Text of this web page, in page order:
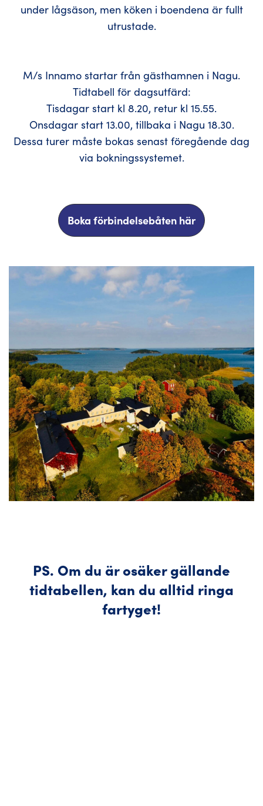
under lågsäson, men köken i boendena är fullt
utrustade.
M/s Innamo startar från gästhamnen i Nagu.
Tidtabell för dagsutfärd:
Tisdagar start kl 8.20, retur kl 15.55.
Onsdagar start 13.00, tillbaka i Nagu 18.30.
Dessa turer måste bokas senast föregående dag
via bokningssystemet.
Boka förbindelsebåten här
PS. Om du är osäker gällande
tidtabellen, kan du alltid ringa
fartyget!